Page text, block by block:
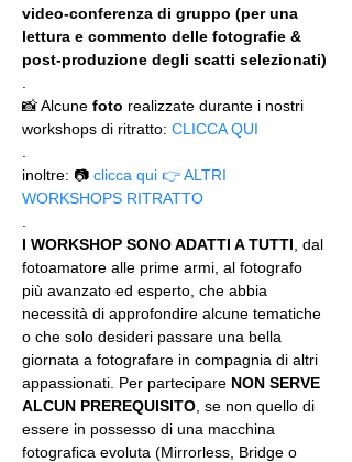
video-conferenza di gruppo (per una
lettura e commento delle fotografie &
post-produzione degli scatti selezionati)
📸 Alcune foto realizzate durante i nostri
workshops di ritratto: CLICCA QUI
inoltre: 📷 clicca qui 👉 ALTRI
WORKSHOPS RITRATTO
I WORKSHOP SONO ADATTI A TUTTI , dal
fotoamatore alle prime armi, al fotografo
più avanzato ed esperto, che abbia
necessità di approfondire alcune tematiche
o che solo desideri passare una bella
giornata a fotografare in compagnia di altri
appassionati. Per partecipare NON SERVE
ALCUN PREREQUISITO , se non quello di
essere in possesso di una macchina
fotografica evoluta (Mirrorless, Bridge o